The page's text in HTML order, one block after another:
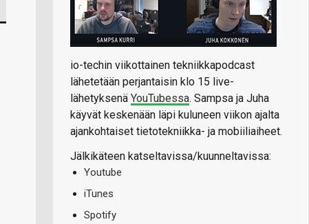
io-techin viikottainen tekniikkapodcast
lähetetään perjantaisin klo 15 live-
lähetyksenä YouTubessa. Sampsa ja Juha
käyvät keskenään läpi kuluneen viikon ajalta
ajankohtaiset tietotekniikka- ja mobiiliaiheet.
Jälkikäteen katseltavissa/kuunneltavissa:
Youtube
iTunes
Spotify